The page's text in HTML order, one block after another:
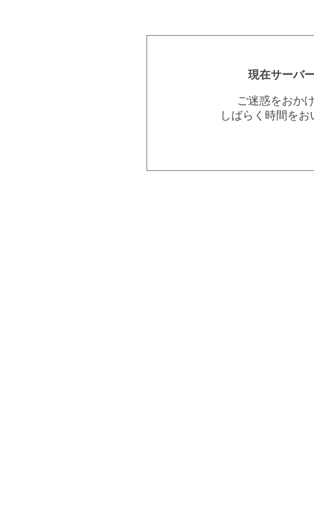
現在サーバ
ご迷惑をおか
しばらく時間を